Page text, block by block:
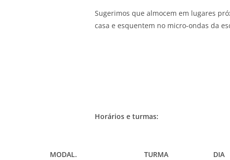
Sugerimos que almocem em lugares
casa e esquentem no micro-ondas da
Horários e turmas:
MODAL. TURMA DIA